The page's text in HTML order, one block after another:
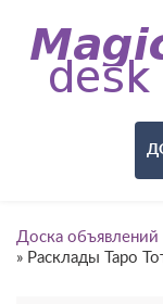
Доска объявлений
» Расклады Таро